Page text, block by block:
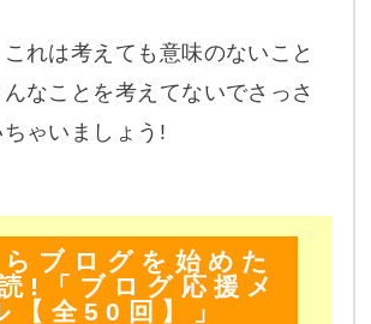
れは考えても意味のないこと
なことを考えてないでさっさ
ゃいましょう!
ブログを始めた
!「ブログ応援メ
【全50回】」